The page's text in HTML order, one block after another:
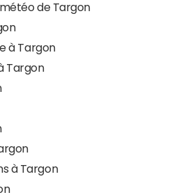
de Targon
à Targon
Targon
à Targon